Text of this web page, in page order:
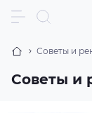
Советы и
Советы и